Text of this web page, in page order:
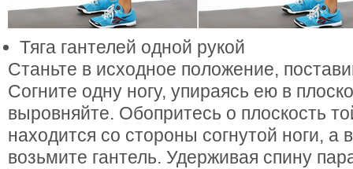
Тяга гантелей одной рукой
Станьте в исходное положение,
Согните одну ногу, упираясь ею в
выровняйте. Обопритесь о плоскость
находится со стороны согнутой ноги, а
возьмите гантель. Удерживая спину